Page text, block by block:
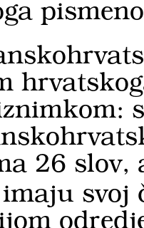
26 slov,
svoj